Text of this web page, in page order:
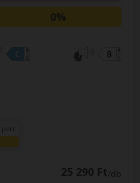
0%
7 perc
25 290 Ft/db